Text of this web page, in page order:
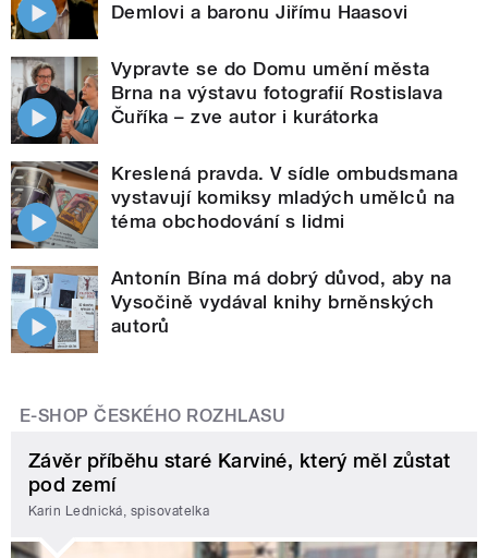
Demlovi a baronu Jiřímu Haasovi
Vypravte se do Domu umění města
Brna na výstavu fotografií Rostislava
Čuříka – zve autor i kurátorka
Kreslená pravda. V sídle ombudsmana
vystavují komiksy mladých umělců na
téma obchodování s lidmi
Antonín Bína má dobrý důvod, aby na
Vysočině vydával knihy brněnských
autorů
E-SHOP ČESKÉHO ROZHLASU
Závěr příběhu staré Karviné, který měl zůstat
pod zemí
Karin Lednická, spisovatelka